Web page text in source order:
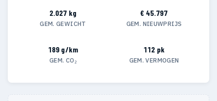
2.027 kg
GEM. GEWICHT
€ 45.797
GEM. NIEUWPRIJS
189 g/km
GEM. CO₂
112 pk
GEM. VERMOGEN